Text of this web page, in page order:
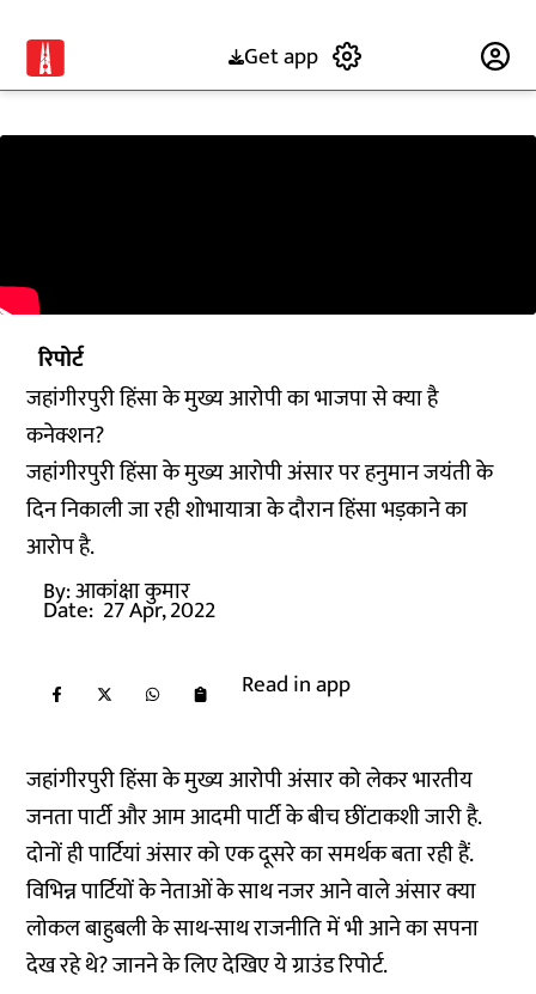
Get app
रिपोर्ट
जहांगीरपुरी हिंसा के मुख्य आरोपी का भाजपा से क्या है
कनेक्शन?
जहांगीरपुरी हिंसा के मुख्य आरोपी अंसार पर हनुमान जयंती के
दिन निकाली जा रही शोभायात्रा के दौरान हिंसा भड़काने का
आरोप है.
By:आकांक्षा कुमार
Date: 27 Apr, 2022
Read in app
जहांगीरपुरी हिंसा के मुख्य आरोपी अंसार को लेकर भारतीय
जनता पार्टी और आम आदमी पार्टी के बीच छींटाकशी जारी है.
दोनों ही पार्टियां अंसार को एक दूसरे का समर्थक बता रही हैं.
विभिन्न पार्टियों के नेताओं के साथ नजर आने वाले अंसार क्या
लोकल बाहुबली के साथ-साथ राजनीति में भी आने का सपना
देख रहे थे? जानने के लिए देखिए ये ग्राउंड रिपोर्ट.